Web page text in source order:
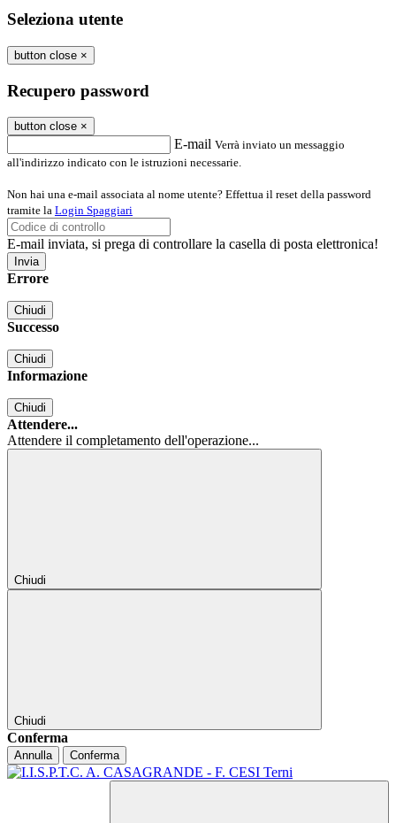
Seleziona utente
button close ×
Recupero password
button close ×
E-mail Verrà inviato un messaggio
all'indirizzo indicato con le istruzioni necessarie.
Non hai una e-mail associata al nome utente? Effettua il reset della password
tramite la Login Spaggiari
E-mail inviata, si prega di controllare la casella di posta elettronica!
Errore
Chiudi
Successo
Chiudi
Informazione
Chiudi
Attendere...
Attendere il completamento dell'operazione...
Chiudi
Chiudi
Conferma
Annulla Conferma